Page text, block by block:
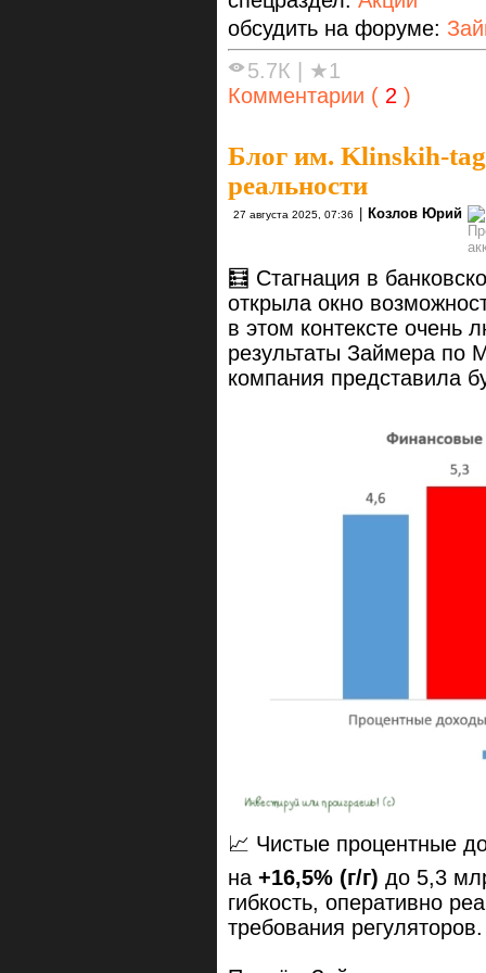
обсудить на форуме:
5.7К
★1
Комментарии ( 2 )
Блог им. Klinskih-tag
реальности
27 августа 2025, 07:36 Козлов Юрий
🧮 Стагнация в
открыла окно
в этом контексте очень
результаты Займера по
компания представила
📈 Чистые процентные
на +16,5% (г/г) до 5,3
гибкость, оперативно
требования регуляторов.